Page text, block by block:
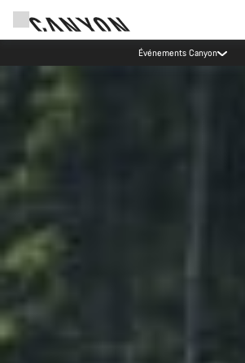
Mise à jour de nos heures de contact